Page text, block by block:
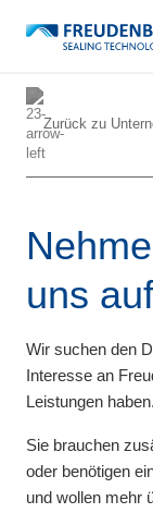
Zurück zu
uns
Wir suchen den
Interesse an
Leistungen haben.
Sie brauchen
oder benötigen
und wollen mehr